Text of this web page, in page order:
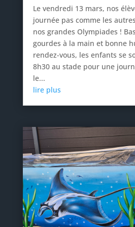
Le vendredi 13 mars, nos
journée pas comme les
nos grandes Olympiades !
gourdes à la main et bonne
rendez-vous, les enfants se
8h30 au stade pour une
le...
lire plus